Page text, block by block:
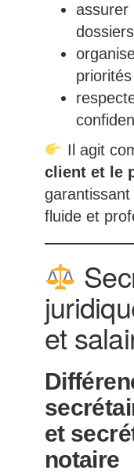
assurer
priorités
Il agit
client et le
fluide et
et
et
notaire